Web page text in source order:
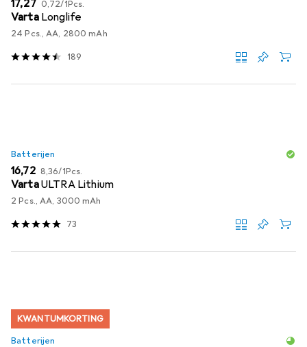
EUR
17,27 0,72/1Pcs.
Varta Longlife
24 Pcs., AA, 2800 mAh
189
Batterijen
EUR
16,72 EUR
8,36/1Pcs.
VartaULTRA Lithium
2 Pcs., AA, 3000 mAh
73
KWANTUMKORTING
Batterijen